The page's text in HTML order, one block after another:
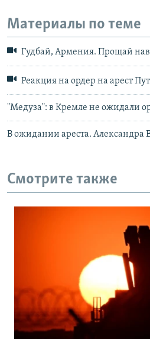
Материалы по теме
Гудбай, Армения. Прощай
Реакция на ордер на арест
"Медуза": в Кремле не ожидали
В ожидании ареста. Александра
Смотрите также